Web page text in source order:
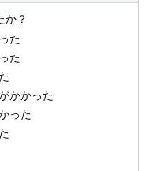
か？
た
た
かかった
った